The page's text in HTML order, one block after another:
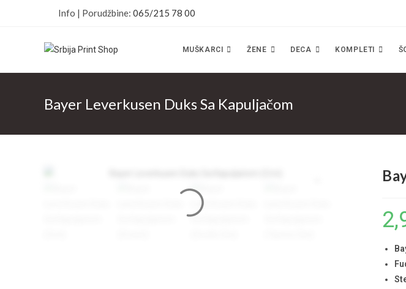
Info | Porudžbine: 065/215 78 00
MUŠKARCI ŽENE DECA KOMPLETI
Bayer Leverkusen Duks Sa Kapuljačom